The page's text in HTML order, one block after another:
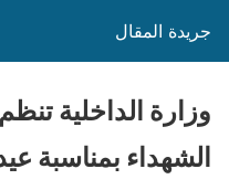
جريدة المقال
وزارة الداخلية
الشهداء بمناسبة